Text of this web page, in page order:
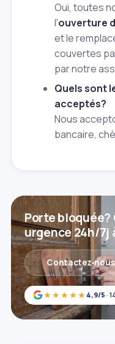
Oui, toutes
l'ouverture
et le
couvertes
par notre
Quels sont
acceptés?
Nous
bancaire,
★★★★★ 4,9/5 ·
Porte
urgence 24h/7j
Contactez‑nous